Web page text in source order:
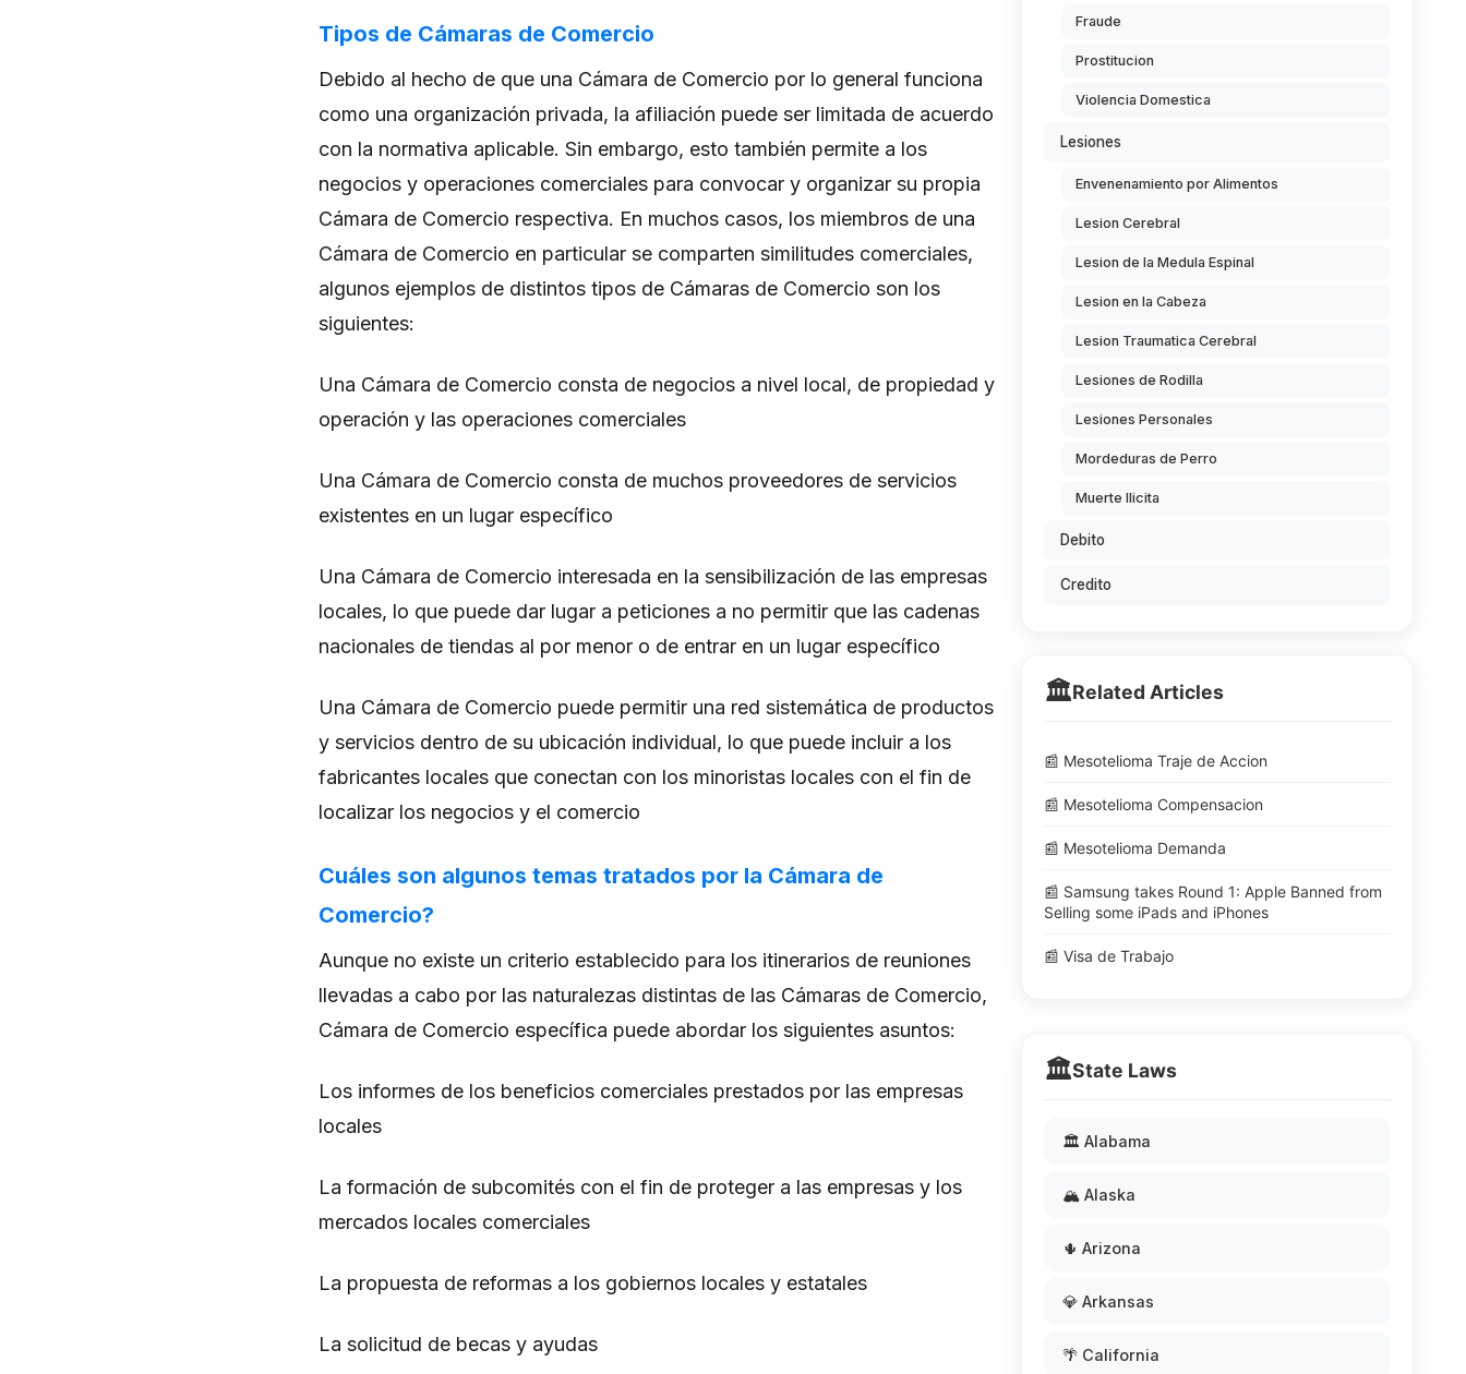
Tipos de Cámaras de Comercio
Debido al hecho de que una Cámara de Comercio por lo general funciona
como una organización privada, la afiliación puede ser limitada de acuerdo
con la normativa aplicable. Sin embargo, esto también permite a los
negocios y operaciones comerciales para convocar y organizar su propia
Cámara de Comercio respectiva. En muchos casos, los miembros de una
Cámara de Comercio en particular se comparten similitudes comerciales,
algunos ejemplos de distintos tipos de Cámaras de Comercio son los
siguientes:
Una Cámara de Comercio consta de negocios a nivel local, de propiedad y
operación y las operaciones comerciales
Una Cámara de Comercio consta de muchos proveedores de servicios
existentes en un lugar específico
Una Cámara de Comercio interesada en la sensibilización de las empresas
locales, lo que puede dar lugar a peticiones a no permitir que las cadenas
nacionales de tiendas al por menor o de entrar en un lugar específico
Una Cámara de Comercio puede permitir una red sistemática de productos
y servicios dentro de su ubicación individual, lo que puede incluir a los
fabricantes locales que conectan con los minoristas locales con el fin de
localizar los negocios y el comercio
Cuáles son algunos temas tratados por la Cámara de
Comercio?
Aunque no existe un criterio establecido para los itinerarios de reuniones
llevadas a cabo por las naturalezas distintas de las Cámaras de Comercio,
Cámara de Comercio específica puede abordar los siguientes asuntos:
Los informes de los beneficios comerciales prestados por las empresas
locales
La formación de subcomités con el fin de proteger a las empresas y los
mercados locales comerciales
La propuesta de reformas a los gobiernos locales y estatales
La solicitud de becas y ayudas
Fraude
Prostitucion
Violencia Domestica
Lesiones
Envenenamiento por Alimentos
Lesion Cerebral
Lesion de la Medula Espinal
Lesion en la Cabeza
Lesion Traumatica Cerebral
Lesiones de Rodilla
Lesiones Personales
Mordeduras de Perro
Muerte Ilicita
Debito
Credito
🏛️Related Articles
📰 Mesotelioma Traje de Accion
📰 Mesotelioma Compensacion
📰 Mesotelioma Demanda
📰 Samsung takes Round 1: Apple Banned from
Selling some iPads and iPhones
📰 Visa de Trabajo
🏛️State Laws
🏛️ Alabama
🏔️ Alaska
🌵 Arizona
💎 Arkansas
🌴 California